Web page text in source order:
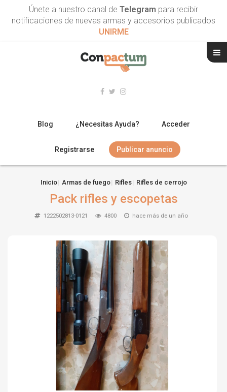
Únete a nuestro canal de Telegram para recibir
notificaciones de nuevas armas y accesorios publicados
UNIRME
Blog ¿Necesitas Ayuda? Acceder
Registrarse Publicar anuncio
ESCOPETAS
ARMAS CORTAS
TIRO Y COMPETICIÓN
AIRE COMPRIMIDO
OTRAS ARMAS
ACCESORIOS
Inicio Armas de fuego Rifles Rifles de cerrojo
Pack rifles y escopetas
1222502813-0121 4800 hace más de un año